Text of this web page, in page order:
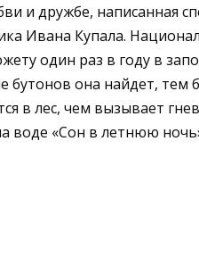
и дружбе, написанная
Ивана Купала.
один раз в году в
бутонов она найдет,
в лес, чем вызывает
воде «Сон в летнюю